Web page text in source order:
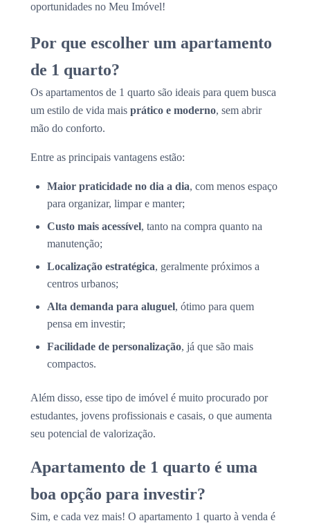
oportunidades no Meu Imóvel!
Por que escolher um apartamento
de 1 quarto?
Os apartamentos de 1 quarto são ideais para quem busca
um estilo de vida mais prático e moderno, sem abrir
mão do conforto.
Entre as principais vantagens estão:
Maior praticidade no dia a dia, com menos espaço
para organizar, limpar e manter;
Custo mais acessível, tanto na compra quanto na
manutenção;
Localização estratégica, geralmente próximos a
centros urbanos;
Alta demanda para aluguel, ótimo para quem
pensa em investir;
Facilidade de personalização, já que são mais
compactos.
Além disso, esse tipo de imóvel é muito procurado por
estudantes, jovens profissionais e casais, o que aumenta
seu potencial de valorização.
Apartamento de 1 quarto é uma
boa opção para investir?
Sim, e cada vez mais! O apartamento 1 quarto à venda é